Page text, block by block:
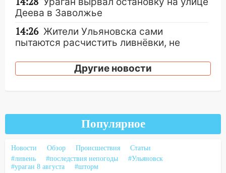
Деева в Заволжье
14:26 Жители Ульяновска сами
пытаются расчистить ливнёвки, не
14:16 Шторм продолжает ломать город:
14:14 Студента из Ульяновска обманули
мошенники под видом преподавателя
14:12
Куда жаловаться ульяновцам на
упавшее дерево или затопленную улицу
после непогоды
Другие новости
Популярное
Новости Обзор Происшествия
Статьи
#ливень
#последствия непогоды
#Ульяновск
#ураган 8 августа
#шторм